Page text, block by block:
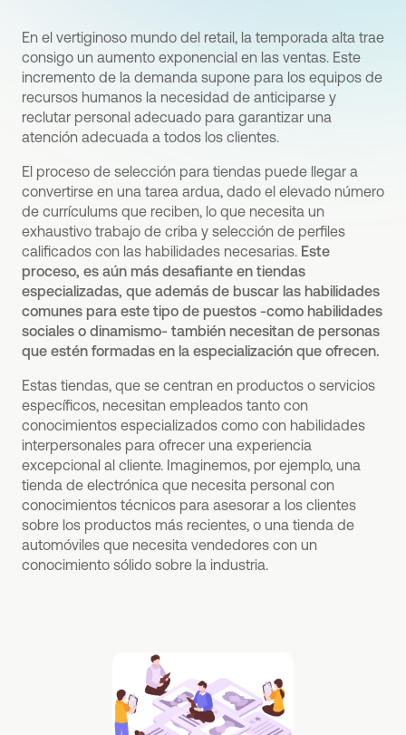
En el vertiginoso mundo del retail, la temporada alta trae
consigo un aumento exponencial en las ventas. Este
incremento de la demanda supone para los equipos de
recursos humanos la necesidad de anticiparse y
reclutar personal adecuado para garantizar una
atención adecuada a todos los clientes.
El proceso de selección para tiendas puede llegar a
convertirse en una tarea ardua, dado el elevado número
de currículums que reciben, lo que necesita un
exhaustivo trabajo de criba y selección de perfiles
calificados con las habilidades necesarias. Este
proceso, es aún más desafiante en tiendas
especializadas, que además de buscar las habilidades
comunes para este tipo de puestos -como habilidades
sociales o dinamismo- también necesitan de personas
que estén formadas en la especialización que ofrecen.
Estas tiendas, que se centran en productos o servicios
específicos, necesitan empleados tanto con
conocimientos especializados como con habilidades
interpersonales para ofrecer una experiencia
excepcional al cliente. Imaginemos, por ejemplo, una
tienda de electrónica que necesita personal con
conocimientos técnicos para asesorar a los clientes
sobre los productos más recientes, o una tienda de
automóviles que necesita vendedores con un
conocimiento sólido sobre la industria.